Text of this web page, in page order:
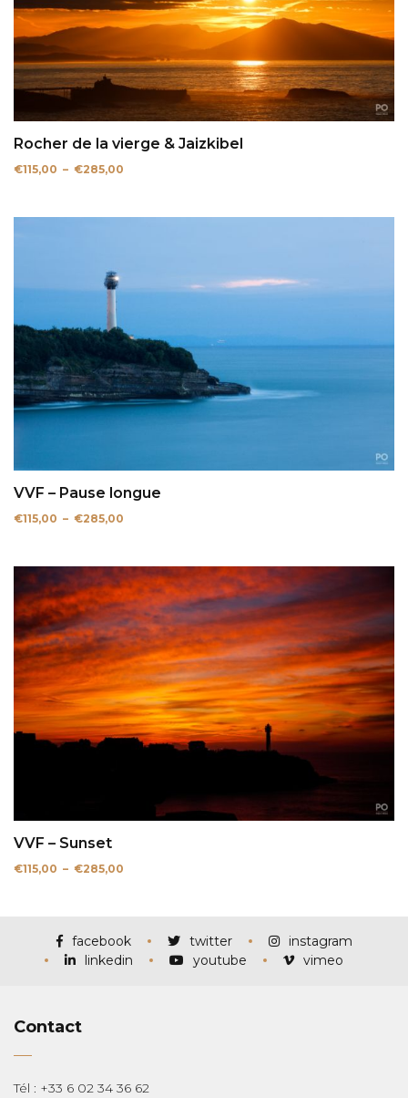
Rocher de la vierge & Jaizkibel
€115,00 – €285,00
VVF – Pause longue
€115,00 – €285,00
à
€285,00
VVF – Sunset
€115,00 – €285,00
€285,00
facebook twitter
instagram
linkedin
youtube vimeo
Contact
Tél : +33 6 02 34 36 62